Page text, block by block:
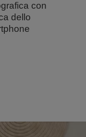
con
dello